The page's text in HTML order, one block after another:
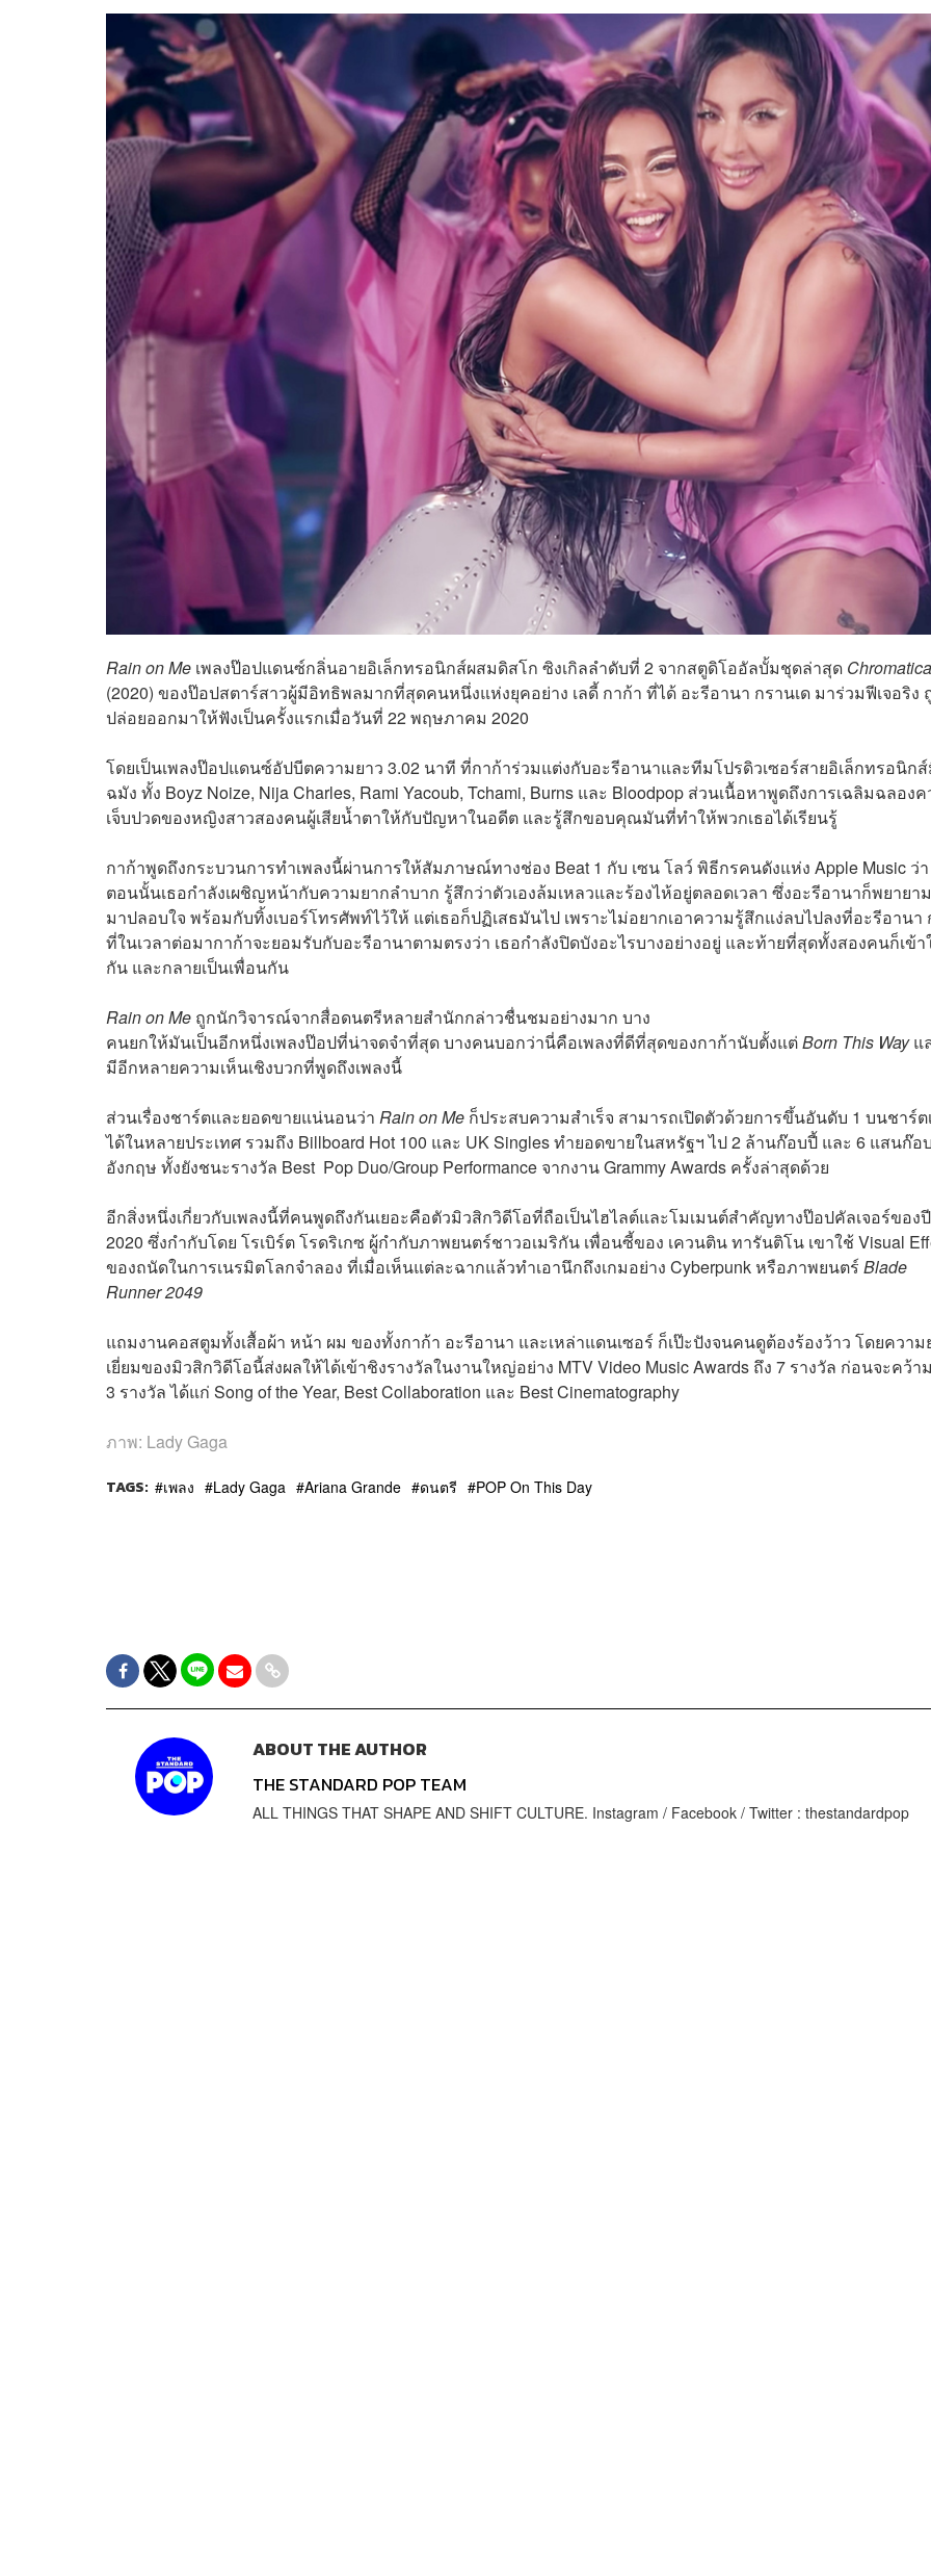
Rain on Me เพลงป๊อปแดนซ์กลิ่นอายอิเล็กทรอนิกส์ผสมดิสโก ซิงเกิลลำดับที่ 2 จากสตูดิโออัลบั้มชุดล่าสุด Chromatica
(2020) ของป๊อปสตาร์สาวผู้มีอิทธิพลมากที่สุดคนหนึ่งแห่งยุคอย่าง เลดี้ กาก้า ที่ได้ อะรีอานา กรานเด มาร่วมฟีเจอริง
ปล่อยออกมาให้ฟังเป็นครั้งแรกเมื่อวันที่ 22 พฤษภาคม 2020
โดยเป็นเพลงป๊อปแดนซ์อัปบีตความยาว 3.02 นาที ที่กาก้าร่วมแต่งกับอะรีอานาและทีมโปรดิวเซอร์สายอิเล็กทรอนิก
ฉมัง ทั้ง Boyz Noize, Nija Charles, Rami Yacoub, Tchami, Burns และ Bloodpop ส่วนเนื้อหาพูดถึงการเฉลิมฉลอง
เจ็บปวดของหญิงสาวสองคนผู้เสียน้ำตาให้กับปัญหาในอดีต และรู้สึกขอบคุณมันที่ทำให้พวกเธอได้เรียนรู้
กาก้าพูดถึงกระบวนการทำเพลงนี้ผ่านการให้สัมภาษณ์ทางช่อง Beat 1 กับ เซน โลว์ พิธีกรคนดังแห่ง Apple Music ว่า
ตอนนั้นเธอกำลังเผชิญหน้ากับความยากลำบาก รู้สึกว่าตัวเองล้มเหลวและร้องไห้อยู่ตลอดเวลา ซึ่งอะรีอานาก็พยายา
มาปลอบใจ พร้อมกับทิ้งเบอร์โทรศัพท์ไว้ให้ แต่เธอก็ปฏิเสธมันไป เพราะไม่อยากเอาความรู้สึกแง่ลบไปลงที่อะรีอานา
ที่ในเวลาต่อมากาก้าจะยอมรับกับอะรีอานาตามตรงว่า เธอกำลังปิดบังอะไรบางอย่างอยู่ และท้ายที่สุดทั้งสองคนก็เข้า
กัน และกลายเป็นเพื่อนกัน
Rain on Me ถูกนักวิจารณ์จากสื่อดนตรีหลายสำนักกล่าวชื่นชมอย่างมาก บาง
คนยกให้มันเป็นอีกหนึ่งเพลงป๊อปที่น่าจดจำที่สุด บางคนบอกว่านี่คือเพลงที่ดีที่สุดของกาก้านับตั้งแต่Born This Wayแ
มีอีกหลายความเห็นเชิงบวกที่พูดถึงเพลงนี้
ส่วนเรื่องชาร์ตและยอดขายแน่นอนว่า Rain on Me ก็ประสบความสำเร็จ สามารถเปิดตัวด้วยการขึ้นอันดับ 1 บนชาร์ต
ได้ในหลายประเทศ รวมถึง Billboard Hot 100 และ UK Singles ทำยอดขายในสหรัฐฯ ไป 2 ล้านก๊อบปี้ และ 6 แสนก๊อ
อังกฤษ ทั้งยังชนะรางวัล Best Pop Duo/Group Performance จากงาน Grammy Awards ครั้งล่าสุดด้วย
อีกสิ่งหนึ่งเกี่ยวกับเพลงนี้ที่คนพูดถึงกันเยอะคือตัวมิวสิกวิดีโอที่ถือเป็นไฮไลต์และโมเมนต์สำคัญทางป๊อปคัลเจอร์ของปี
2020 ซึ่งกำกับโดย โรเบิร์ต โรดริเกซ ผู้กำกับภาพยนตร์ชาวอเมริกัน เพื่อนซี้ของ เควนติน ทารันติโน เขาใช้ Visual
ของถนัดในการเนรมิตโลกจำลอง ที่เมื่อเห็นแต่ละฉากแล้วทำเอานึกถึงเกมอย่าง Cyberpunk หรือภาพยนตร์ Blade
Runner 2049
แถมงานคอสตูมทั้งเสื้อผ้า หน้า ผม ของทั้งกาก้า อะรีอานา และเหล่าแดนเซอร์ ก็เป๊ะปังจนคนดูต้องร้องว้าว โดยความ
เยี่ยมของมิวสิกวิดีโอนี้ส่งผลให้ได้เข้าชิงรางวัลในงานใหญ่อย่าง MTV Video Music Awards ถึง 7 รางวัล ก่อนจะคว้า
3 รางวัล ได้แก่ Song of the Year, Best Collaboration และ Best Cinematography
ภาพ: Lady Gaga
TAGS: เพลง Lady Gaga Ariana Grande ดนตรี POP On This Day
ABOUT THE AUTHOR
THE STANDARD POP TEAM
ALL THINGS THAT SHAPE AND SHIFT CULTURE. Instagram / Facebook / Twitter : thestandardpop